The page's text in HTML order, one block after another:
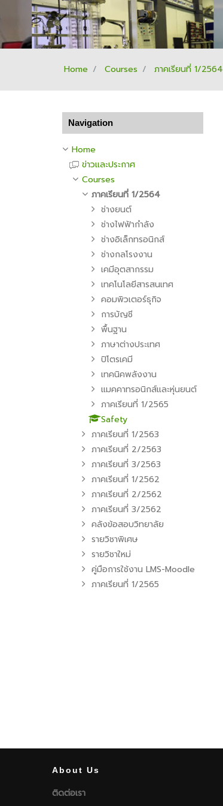
Home Courses ภาคเรียนที่ 1/2564
Navigation
Home
ข่าวและประกาศ
Courses
ภาคเรียนที่ 1/2564
ช่างยนต์
ช่างไฟฟ้ากำลัง
ช่างอิเล็กทรอนิกส์
ช่างกลโรงงาน
เคมีอุตสากรรม
เทคโนโลยีสารสนเทศ
คอมพิวเตอร์ธุกิจ
การบัญชี
พื้นฐาน
ภาษาต่างประเทศ
ปิโตรเคมี
เทคนิคพลังงาน
แมคคาทรอนิกส์และหุ่นยนต์
ภาคเรียนที่ 1/2565
Safety
ภาคเรียนที่ 1/2563
ภาคเรียนที่ 2/2563
ภาคเรียนที่ 3/2563
ภาคเรียนที่ 1/2562
ภาคเรียนที่ 2/2562
ภาคเรียนที่ 3/2562
คลังข้อสอบวิทยาลัย
รายวิชาพิเศษ
รายวิชาใหม่
คู่มือการใช้งาน LMS-Moodle
ภาคเรียนที่ 1/2565
About Us
ติดต่อเรา